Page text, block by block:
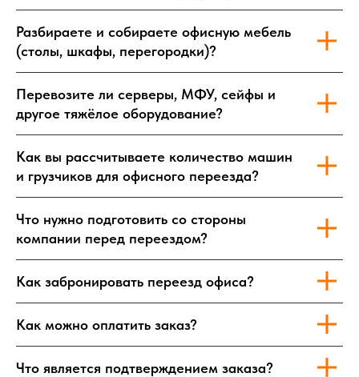
Разбираете и собираете офисную мебель
(столы, шкафы, перегородки)?
Перевозите ли серверы, МФУ, сейфы и
другое тяжёлое оборудование?
Как вы рассчитываете количество машин
и грузчиков для офисного переезда?
Что нужно подготовить со стороны
компании перед переездом?
Как забронировать переезд офиса?
Как можно оплатить заказ?
Что является подтверждением заказа?